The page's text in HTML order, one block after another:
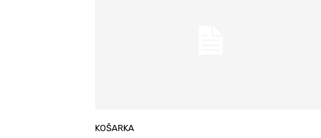
KOŠARKA